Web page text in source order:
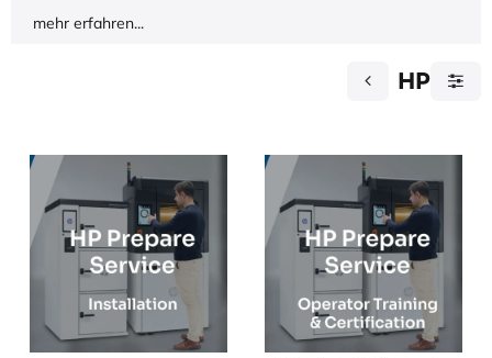
mehr erfahren...
HP